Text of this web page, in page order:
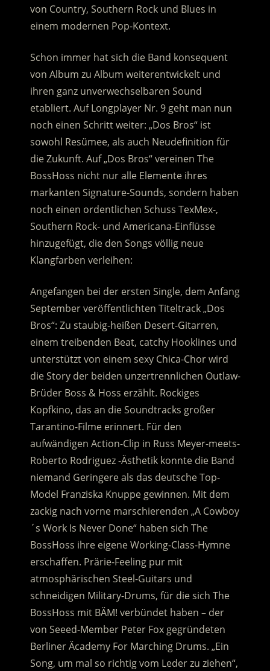
von Country, Southern Rock und Blues in
einem modernen Pop-Kontext.
Schon immer hat sich die Band konsequent
von Album zu Album weiterentwickelt und
ihren ganz unverwechselbaren Sound
etabliert. Auf Longplayer Nr. 9 geht man nun
noch einen Schritt weiter: „Dos Bros“ ist
sowohl Resümee, als auch Neudefinition für
die Zukunft. Auf „Dos Bros“ vereinen The
BossHoss nicht nur alle Elemente ihres
markanten Signature-Sounds, sondern haben
noch einen ordentlichen Schuss TexMex-,
Southern Rock- und Americana-Einflüsse
hinzugefügt, die den Songs völlig neue
Klangfarben verleihen:
Angefangen bei der ersten Single, dem Anfang
September veröffentlichten Titeltrack „Dos
Bros“: Zu staubig-heißen Desert-Gitarren,
einem treibenden Beat, catchy Hooklines und
unterstützt von einem sexy Chica-Chor wird
die Story der beiden unzertrennlichen Outlaw-
Brüder Boss & Hoss erzählt. Rockiges
Kopfkino, das an die Soundtracks großer
Tarantino-Filme erinnert. Für den
aufwändigen Action-Clip in Russ Meyer-meets-
Roberto Rodriguez -Ästhetik konnte die Band
niemand Geringere als das deutsche Top-
Model Franziska Knuppe gewinnen. Mit dem
zackig nach vorne marschierenden „A Cowboy
´s Work Is Never Done“ haben sich The
BossHoss ihre eigene Working-Class-Hymne
erschaffen. Prärie-Feeling pur mit
atmosphärischen Steel-Guitars und
schneidigen Military-Drums, für die sich The
BossHoss mit BÄM! verbündet haben – der
von Seeed-Member Peter Fox gegründeten
Berliner Äcademy For Marching Drums. „Ein
Song, um mal so richtig vom Leder zu ziehen“,